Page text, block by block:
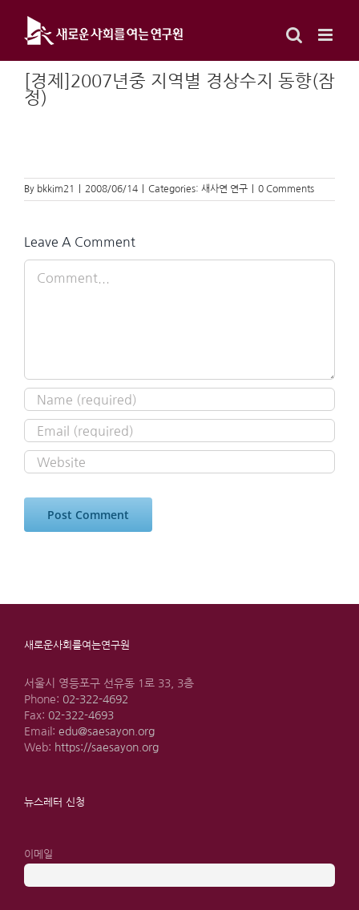
content
[경제]2007년중 지역별 경상수지 동향(잠
정)
By bkkim21 2008/06/14 Categories: 새사연 연구 0 Comments
Leave A Comment
새로운사회를여는연구원
서울시 영등포구 선유동 1로 33, 3층
Phone: 02-322-4692
Fax: 02-322-4693
Email: edu@saesayon.org
Web: https://saesayon.org
뉴스레터 신청
이메일